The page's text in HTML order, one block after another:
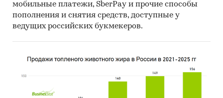
производителей на следующие виды
продукции:
Доступна статистическая информация
мобильные платежи, SberPay и прочие способы
пополнения и снятия средств, доступные у
ведущих российских букмекеров.